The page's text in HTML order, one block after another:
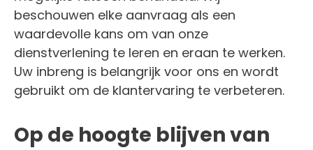
beschouwen elke aanvraag als een
waardevolle kans om van onze
dienstverlening te leren en eraan te werken.
Uw inbreng is belangrijk voor ons en wordt
gebruikt om de klantervaring te verbeteren.
Op de hoogte blijven van